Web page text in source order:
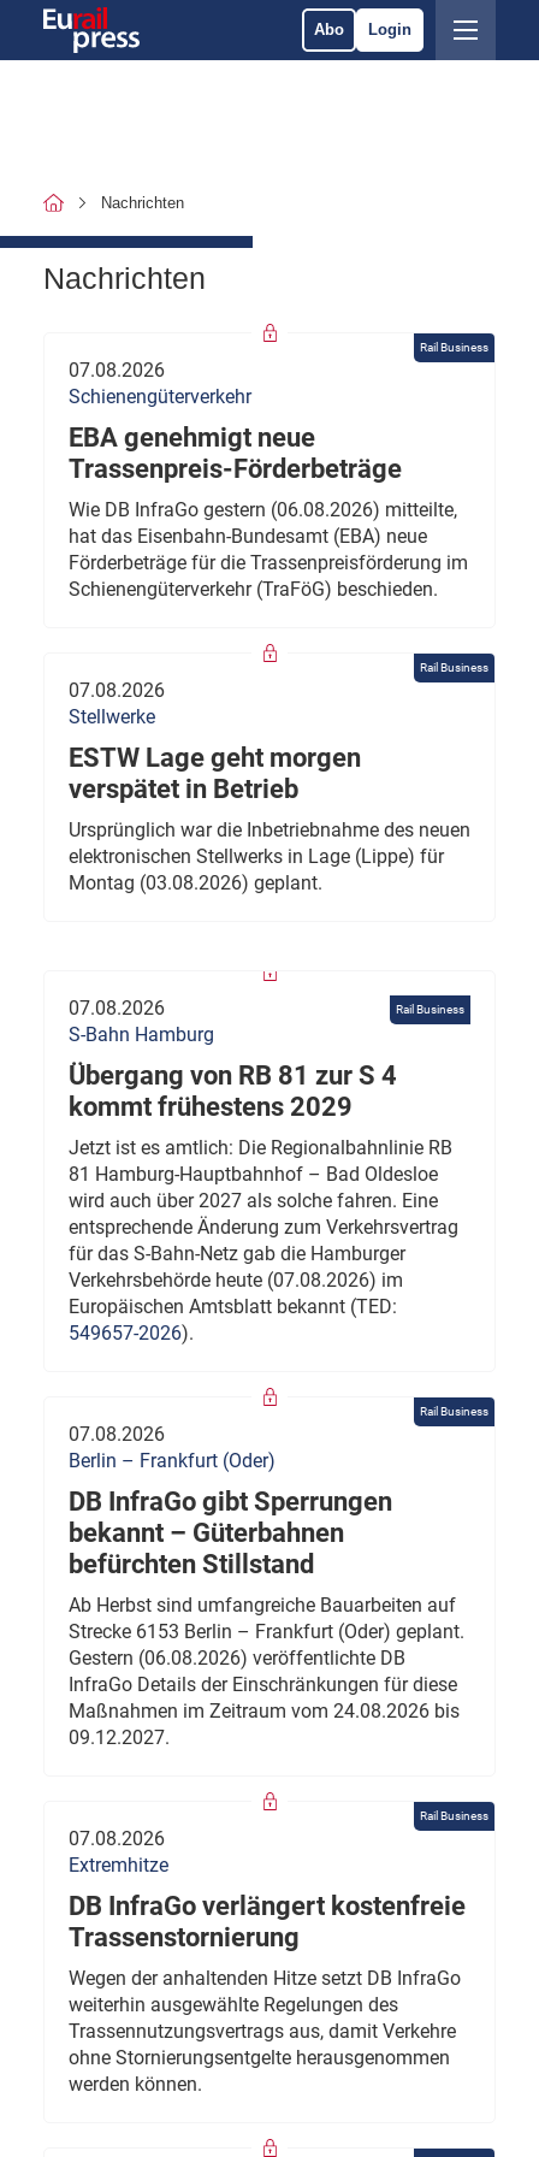
Abo Login
Nachrichten
Nachrichten
Rail Business
07.08.2026
Schienengüterverkehr
EBA genehmigt neue
Trassenpreis-Förderbeträge
Wie DB InfraGo gestern (06.08.2026) mitteilte,
hat das Eisenbahn-Bundesamt (EBA) neue
Förderbeträge für die Trassenpreisförderung im
Schienengüterverkehr (TraFöG) beschieden.
Rail Business
07.08.2026
Stellwerke
ESTW Lage geht morgen
verspätet in Betrieb
Ursprünglich war die Inbetriebnahme des neuen
elektronischen Stellwerks in Lage (Lippe) für
Montag (03.08.2026) geplant.
Rail Business
07.08.2026
S-Bahn Hamburg
Übergang von RB 81 zur S 4
kommt frühestens 2029
Jetzt ist es amtlich: Die Regionalbahnlinie RB
81 Hamburg-Hauptbahnhof – Bad Oldesloe
wird auch über 2027 als solche fahren. Eine
entsprechende Änderung zum Verkehrsvertrag
für das S-Bahn-Netz gab die Hamburger
Verkehrsbehörde heute (07.08.2026) im
Europäischen Amtsblatt bekannt (TED:
549657-2026).
Rail Business
07.08.2026
Berlin – Frankfurt (Oder)
DB InfraGo gibt Sperrungen
bekannt – Güterbahnen
befürchten Stillstand
Ab Herbst sind umfangreiche Bauarbeiten auf
Strecke 6153 Berlin – Frankfurt (Oder) geplant.
Gestern (06.08.2026) veröffentlichte DB
InfraGo Details der Einschränkungen für diese
Maßnahmen im Zeitraum vom 24.08.2026 bis
09.12.2027.
Rail Business
07.08.2026
Extremhitze
DB InfraGo verlängert kostenfreie
Trassenstornierung
Wegen der anhaltenden Hitze setzt DB InfraGo
weiterhin ausgewählte Regelungen des
Trassennutzungsvertrags aus, damit Verkehre
ohne Stornierungsentgelte herausgenommen
werden können.